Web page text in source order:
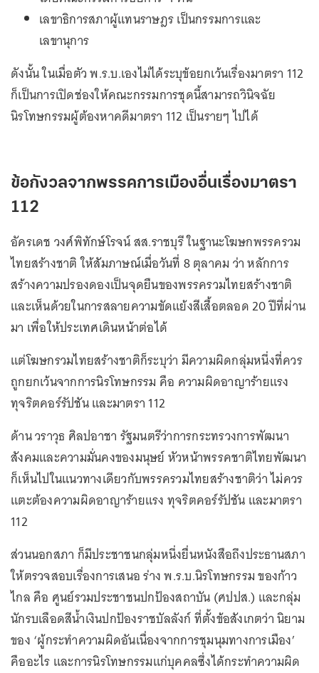
เลขาธิการสภาผู้แทนราษฎร เป็นกรรมการและ
เลขานุการ
ดังนั้น ในเมื่อตัว พ.ร.บ.เองไม่ได้ระบุข้อยกเว้นเรื่องมาตรา 112
ก็เป็นการเปิดช่องให้คณะกรรมการชุดนี้สามารถวินิจฉัย
นิรโทษกรรมผู้ต้องหาคดีมาตรา 112 เป็นรายๆ ไปได้
ข้อกังวลจากพรรคการเมืองอื่นเรื่องมาตรา
112
อัครเดช วงศ์พิทักษ์โรจน์ สส.ราชบุรี ในฐานะโฆษกพรรครวม
ไทยสร้างชาติ ให้สัมภาษณ์เมื่อวันที่ 8 ตุลาคม ว่า หลักการ
สร้างความปรองดองเป็นจุดยืนของพรรครวมไทยสร้างชาติ
และเห็นด้วยในการสลายความขัดแย้งสีเสื้อตลอด 20 ปีที่ผ่าน
มา เพื่อให้ประเทศเดินหน้าต่อได้
แต่โฆษกรวมไทยสร้างชาติก็ระบุว่า มีความผิดกลุ่มหนึ่งที่ควร
ถูกยกเว้นจากการนิรโทษกรรม คือ ความผิดอาญาร้ายแรง
ทุจริตคอร์รัปชัน และมาตรา 112
ด้าน วราวุธ ศิลปอาชา รัฐมนตรีว่าการกระทรวงการพัฒนา
สังคมและความมั่นคงของมนุษย์ หัวหน้าพรรคชาติไทยพัฒนา
ก็เห็นไปในแนวทางเดียวกับพรรครวมไทยสร้างชาติว่า ไม่ควร
แตะต้องความผิดอาญาร้ายแรง ทุจริตคอร์รัปชัน และมาตรา
112
ส่วนนอกสภา ก็มีประชาชนกลุ่มหนึ่งยื่นหนังสือถึงประธานสภา
ให้ตรวจสอบเรื่องการเสนอ ร่าง พ.ร.บ.นิรโทษกรรม ของก้าว
ไกล คือ ศูนย์รวมประชาชนปกป้องสถาบัน (ศปปส.) และกลุ่ม
นักรบเลือดสีน้ำเงินปกป้องราชบัลลังก์ ที่ตั้งข้อสังเกตว่า นิยาม
ของ ‘ผู้กระทำความผิดอันเนื่องจากการชุมนุมทางการเมือง’
คืออะไร และการนิรโทษกรรมแก่บุคคลซึ่งได้กระทำความผิด